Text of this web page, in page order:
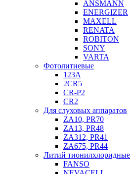
ANSMANN
ENERGIZER
MAXELL
RENATA
ROBITON
SONY
VARTA
Фотолитиевые
123A
2CR5
CR-P2
CR2
Для слуховых аппаратов
ZA10, PR70
ZA13, PR48
ZA312, PR41
ZA675, PR44
Литий тионилхлоридные
FANSO